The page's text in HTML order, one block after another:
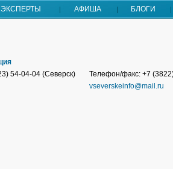
ЭКСПЕРТЫ АФИША БЛОГИ
54-04-04 (Северск)
Телефон/факс: +7
vseverskeinfo@mail.ru